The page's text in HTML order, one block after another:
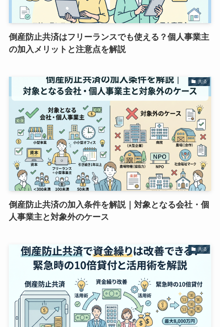
倒産防止共済はフリーランスでも使える？個人事業主
の加入メリットと注意点を解説
共済
倒産防止共済の加入条件を解説｜対象となる会社・個
人事業主と対象外のケース
共済